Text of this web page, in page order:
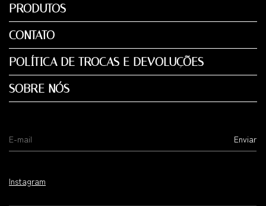
PRODUTOS
CONTATO
POLÍTICA DE TROCAS E DEVOLUÇÕES
SOBRE NÓS
Instagram